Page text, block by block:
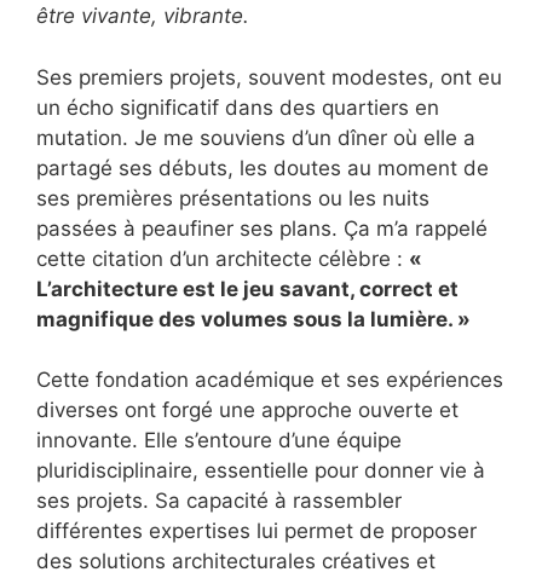
être vivante, vibrante.
Ses premiers projets, souvent modestes, ont eu
un écho significatif dans des quartiers en
mutation. Je me souviens d’un dîner où elle a
partagé ses débuts, les doutes au moment de
ses premières présentations ou les nuits
passées à peaufiner ses plans. Ça m’a rappelé
cette citation d’un architecte célèbre : «
L’architecture est le jeu savant, correct et
magnifique des volumes sous la lumière. »
Cette fondation académique et ses expériences
diverses ont forgé une approche ouverte et
innovante. Elle s’entoure d’une équipe
pluridisciplinaire, essentielle pour donner vie à
ses projets. Sa capacité à rassembler
différentes expertises lui permet de proposer
des solutions architecturales créatives et